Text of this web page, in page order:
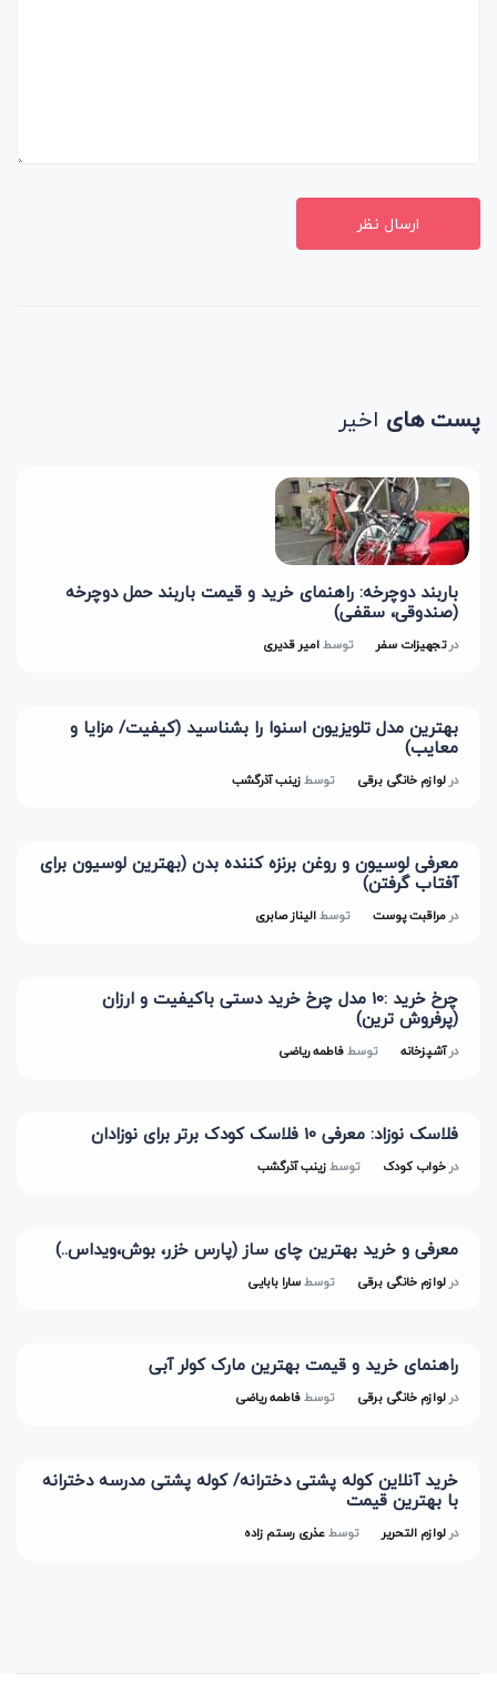
ارسال نظر
پست های اخیر
باربند دوچرخه: راهنمای خرید و قیمت باربند حمل دوچرخه
(صندوقی، سقفی)
درتجهیزات سفر توسطامیر قدیری
بهترین مدل تلویزیون اسنوا را بشناسید (کیفیت/ مزایا و
معایب)
درلوازم خانگی برقی توسطزینب آذرگشب
معرفی لوسیون و روغن برنزه کننده بدن (بهترین لوسیون برای
آفتاب گرفتن)
درمراقبت پوست توسطالیناز صابری
چرخ خرید :10 مدل چرخ خرید دستی باکیفیت و ارزان
(پرفروش ترین)
درآشپزخانه توسطفاطمه ریاضی
فلاسک نوزاد: معرفی 10 فلاسک کودک برتر برای نوزادان
درخواب کودک توسطزینب آذرگشب
معرفی و خرید بهترین چای ساز (پارس خزر، بوش،ویداس..)
درلوازم خانگی برقی توسطسارا بابایی
راهنمای خرید و قیمت بهترین مارک کولر آبی
درلوازم خانگی برقی توسطفاطمه ریاضی
خرید آنلاین کوله پشتی دخترانه/ کوله پشتی مدرسه دخترانه
با بهترین قیمت
درلوازم التحریر توسطعذری رستم زاده